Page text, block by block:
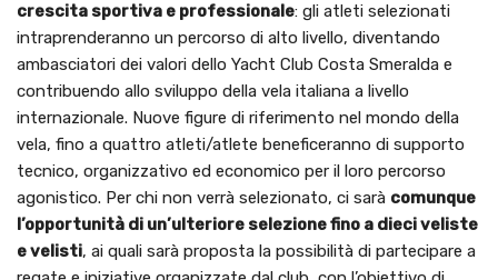
crescita sportiva e professionale: gli atleti selezionati
intraprenderanno un percorso di alto livello, diventando
ambasciatori dei valori dello Yacht Club Costa Smeralda e
contribuendo allo sviluppo della vela italiana a livello
internazionale. Nuove figure di riferimento nel mondo della
vela, fino a quattro atleti/atlete beneficeranno di supporto
tecnico, organizzativo ed economico per il loro percorso
agonistico. Per chi non verrà selezionato, ci sarà comunque
l’opportunità di un’ulteriore selezione fino a dieci veliste
e velisti, ai quali sarà proposta la possibilità di partecipare a